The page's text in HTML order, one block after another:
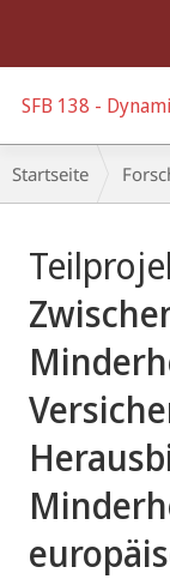
SFB 138 -
Breadcrumb-
Navigation
Startseite